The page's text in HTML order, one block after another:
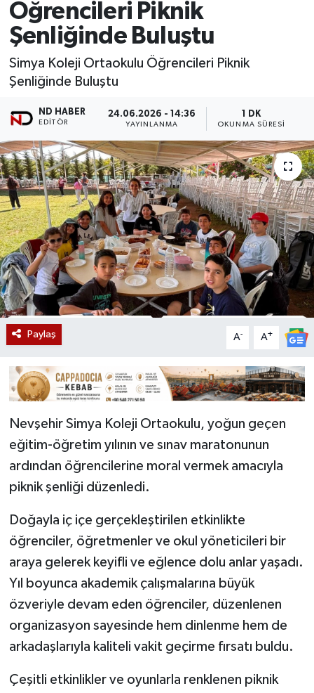
Öğrencileri Piknik
Şenliğinde Buluştu
Simya Koleji Ortaokulu Öğrencileri Piknik
Şenliğinde Buluştu
ND HABER
EDITÖR
24.06.2026 - 14:36
YAYINLANMA
1 DK
OKUNMA SÜRESI
Paylaş A- A+
Nevşehir Simya Koleji Ortaokulu, yoğun geçen
eğitim-öğretim yılının ve sınav maratonunun
ardından öğrencilerine moral vermek amacıyla
piknik şenliği düzenledi.
Doğayla iç içe gerçekleştirilen etkinlikte
öğrenciler, öğretmenler ve okul yöneticileri bir
araya gelerek keyifli ve eğlence dolu anlar yaşadı.
Yıl boyunca akademik çalışmalarına büyük
özveriyle devam eden öğrenciler, düzenlenen
organizasyon sayesinde hem dinlenme hem de
arkadaşlarıyla kaliteli vakit geçirme fırsatı buldu.
Çeşitli etkinlikler ve oyunlarla renklenen piknik